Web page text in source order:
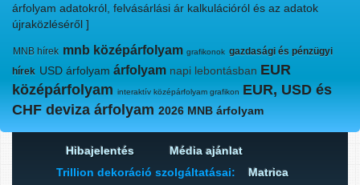
árfolyam adatokról, felvásárlási ár kalkulációról és az adatok
újraközléséről ]
MNB hírek mnb középárfolyam grafikonok gazdasági és pénzügyi
hírek USD árfolyam árfolyam napi lebontásban EUR
középárfolyam interaktív középárfolyam grafikon EUR, USD és
CHF deviza árfolyam 2026 MNB árfolyam
Hibajelentés
Média ajánlat
Trillion dekoráció szolgáltatásai:
Matrica